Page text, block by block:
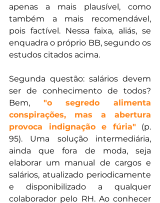
apenas a mais plausível, como
também a mais recomendável,
pois factível. Nessa faixa, aliás, se
enquadra o próprio BB, segundo os
estudos citados acima.
Segunda questão: salários devem
ser de conhecimento de todos?
Bem, "o segredo alimenta
conspirações, mas a abertura
provoca indignação e fúria" (p.
95). Uma solução intermediária,
ainda que fora de moda, seja
elaborar um manual de cargos e
salários, atualizado periodicamente
e disponibilizado a qualquer
colaborador pelo RH. Ao conhecer